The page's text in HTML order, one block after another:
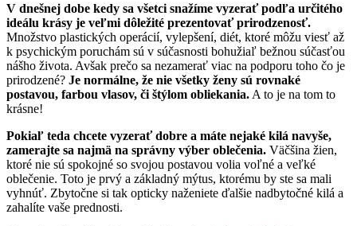
V dnešnej dobe kedy sa všetci snažíme vyzerať podľa určitého
ideálu krásy je veľmi dôležité prezentovať prirodzenosť.
Množstvo plastických operácií, vylepšení, diét, ktoré môžu viesť až
k psychickým poruchám sú v súčasnosti bohužiaľ bežnou súčasťou
nášho života. Avšak prečo sa nezamerať viac na podporu toho čo je
prirodzené? Je normálne, že nie všetky ženy sú rovnaké
postavou, farbou vlasov, či štýlom obliekania. A to je na tom to
krásne!
Pokiaľ teda chcete vyzerať dobre a máte nejaké kilá navyše,
zamerajte sa najmä na správny výber oblečenia. Väčšina žien,
ktoré nie sú spokojné so svojou postavou volia voľné a veľké
oblečenie. Toto je prvý a základný mýtus, ktorému by ste sa mali
vyhnúť. Zbytočne si tak opticky naženiete ďalšie nadbytočné kilá a
zahalíte vaše prednosti.